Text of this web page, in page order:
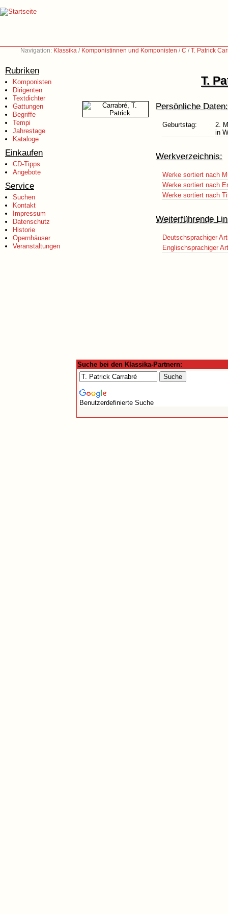
Navigation: Klassika / Komponistinnen und Komponisten /C /T. Patrick
Rubriken
Komponisten
Dirigenten
Textdichter
Gattungen
Begriffe
Tempi
Jahrestage
Kataloge
Einkaufen
CD-Tipps
Angebote
Service
Suchen
Kontakt
Impressum
Datenschutz
Historie
Opernhäuser
Veranstaltungen
T.
Persönliche Daten:
Geburtstag:
2.
in
Werkverzeichnis:
Werke sortiert nach
Werke sortiert nach
Werke sortiert nach
Weiterführende
Deutschsprachiger
Englischsprachiger
Suche bei den Klassika-Partnern:
Benutzerdefinierte Suche